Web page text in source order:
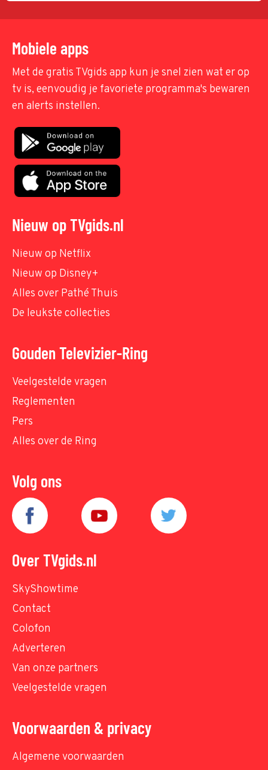
Mobiele apps
Met de gratis TVgids app kun je snel zien wat er op
tv is, eenvoudig je favoriete programma's bewaren
en alerts instellen.
Nieuw op TVgids.nl
Nieuw op Netflix
Nieuw op Disney+
Alles over Pathé Thuis
De leukste collecties
Gouden Televizier-Ring
Veelgestelde vragen
Reglementen
Pers
Alles over de Ring
Volg ons
Over TVgids.nl
SkyShowtime
Contact
Colofon
Adverteren
Van onze partners
Veelgestelde vragen
Voorwaarden & privacy
Algemene voorwaarden